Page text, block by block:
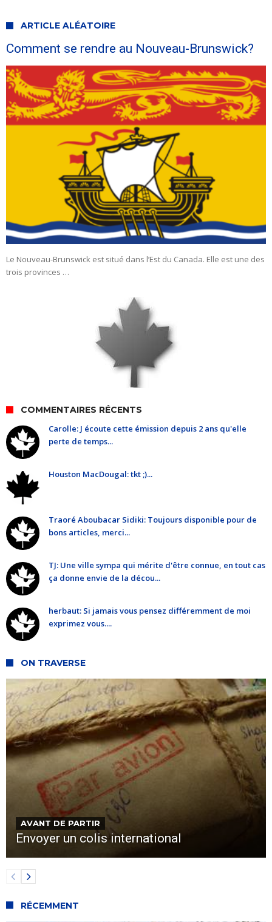
ARTICLE ALÉATOIRE
Comment se rendre au Nouveau-Brunswick?
Le Nouveau-Brunswick est situé dans l’Est du Canada. Elle est une des
trois provinces …
COMMENTAIRES RÉCENTS
Carolle: J écoute cette émission depuis 2 ans qu'elle
perte de temps...
Houston MacDougal: tkt ;)...
Traoré Aboubacar Sidiki: Toujours disponible pour de
bons articles, merci...
TJ: Une ville sympa qui mérite d'être connue, en tout cas
ça donne envie de la décou...
herbaut: Si jamais vous pensez différemment de moi
exprimez vous....
ON TRAVERSE
AVANT DE PARTIR
Envoyer un colis international
RÉCEMMENT